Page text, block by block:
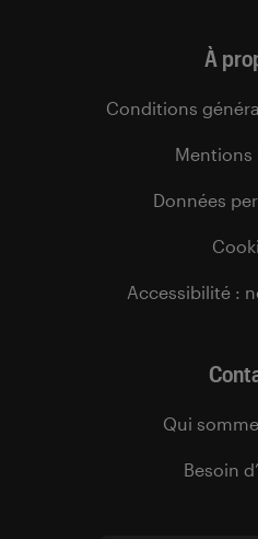
À
Conditions
Mentions
Données
Accessibilité :
Qui
Besoin